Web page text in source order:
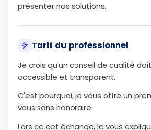
présenter nos solutions.
Tarif du professionnel
Je crois qu'un conseil de qualité
accessible et transparent.
C'est pourquoi, je vous offre un
vous sans honoraire.
Lors de cet échange, je vous